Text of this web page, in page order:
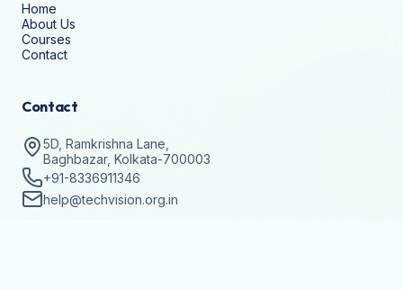
Home
About Us
Courses
Contact
Contact
5D, Ramkrishna Lane,
Baghbazar, Kolkata-700003
+91-8336911346
help@techvision.org.in